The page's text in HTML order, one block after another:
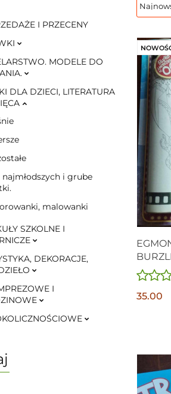
I PRZECENY
MODELE DO
DLA DZIECI, LITERATURA
najmłodszych i grube
malowanki
SZKOLNE I
DEKORACJE,
I
35.00